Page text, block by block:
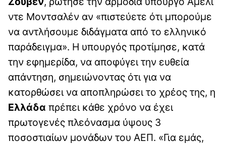
ντε Μοντσαλέν αν «πιστεύετε ότι μπορούμε
να αντλήσουμε διδάγματα από το ελληνικό
παράδειγμα». Η υπουργός προτίμησε, κατά
την εφημερίδα, να αποφύγει την ευθεία
απάντηση, σημειώνοντας ότι για να
κατορθώσει να αποπληρώσει το χρέος της, η
Ελλάδα πρέπει κάθε χρόνο να έχει
πρωτογενές πλεόνασμα ύψους 3
ποσοστιαίων μονάδων του ΑΕΠ. «Για εμάς,